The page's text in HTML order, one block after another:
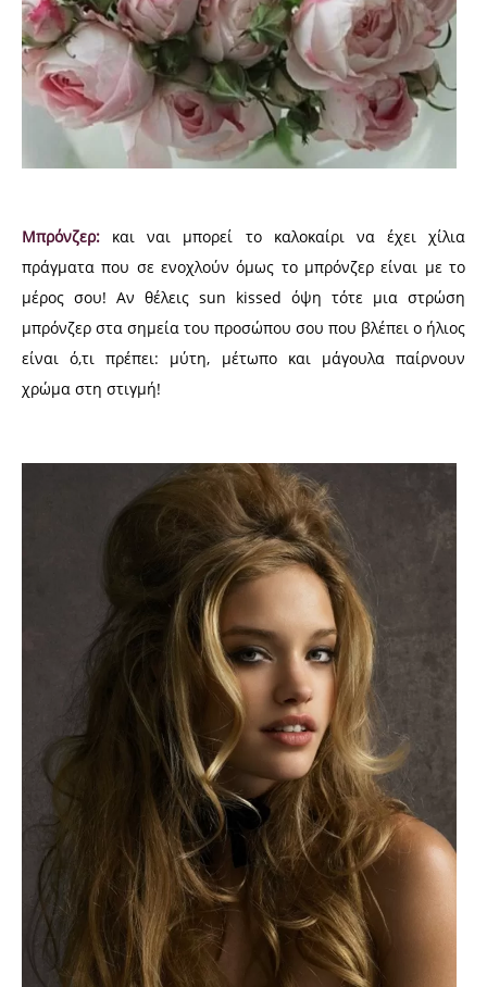
Μπρόνζερ: και ναι μπορεί το καλοκαίρι να έχει χίλια
πράγματα που σε ενοχλούν όμως το μπρόνζερ είναι με το
μέρος σου! Αν θέλεις sun kissed όψη τότε μια στρώση
μπρόνζερ στα σημεία του προσώπου σου που βλέπει ο ήλιος
είναι ό,τι πρέπει: μύτη, μέτωπο και μάγουλα παίρνουν
χρώμα στη στιγμή!